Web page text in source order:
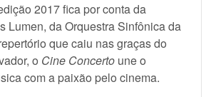
2017 fica por conta da
Lumen, da Orquestra Sinfônica da
que caiu nas graças do
o Cine Concerto une o
com a paixão pelo cinema.